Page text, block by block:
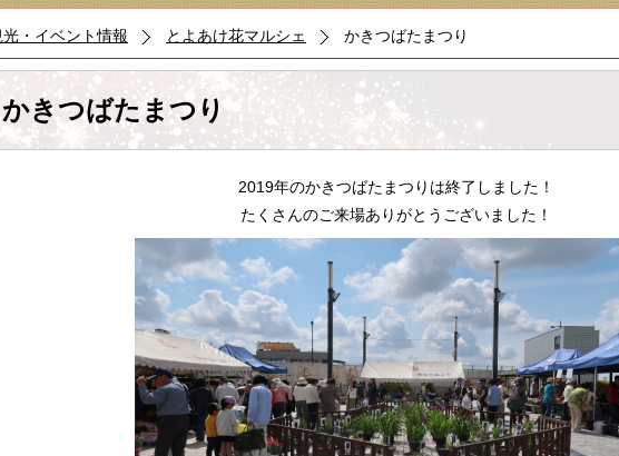
光・イベント情報 とよあけ花マルシェ かきつばたまつり
かきつばたまつり
2019年のかきつばたまつりは終了しました！
たくさんのご来場ありがとうございました！